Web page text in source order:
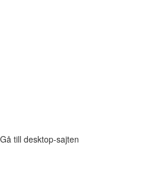
Gå till desktop-sajten